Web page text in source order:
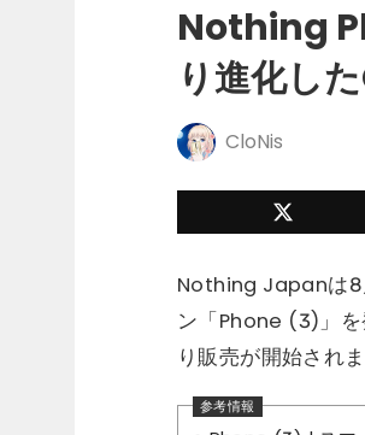
Nothing
り進化し
CloNis
Nothing Japanは8
ン「Phone (3)」
り販売が開始され